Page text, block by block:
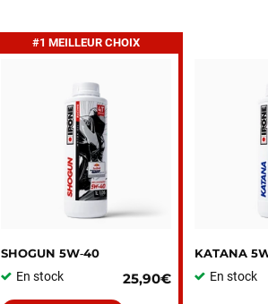
BE
#1 MEILLEUR CHOIX
SHOGUN 5W‑40
En stock
25,90€
KATANA
En stock